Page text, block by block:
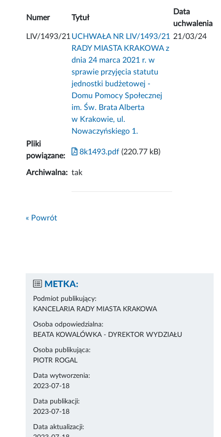
Numer Tytuł
Data
uchwalenia
LIV/1493/21 UCHWAŁA NR LIV/1493/21
RADY MIASTA KRAKOWA z
dnia 24 marca 2021 r. w
sprawie przyjęcia statutu
jednostki budżetowej -
Domu Pomocy Społecznej
im. Św. Brata Alberta
w Krakowie, ul.
Nowaczyńskiego 1.
21/03/24
Pliki
powiązane:
8k1493.pdf (220.77 kB)
Archiwalna: tak
« Powrót
METKA:
Podmiot publikujący:
KANCELARIA RADY MIASTA KRAKOWA
Osoba odpowiedzialna:
BEATA KOWALÓWKA - DYREKTOR WYDZIAŁU
Osoba publikująca:
PIOTR ROGAL
Data wytworzenia:
2023-07-18
Data publikacji:
2023-07-18
Data aktualizacji: